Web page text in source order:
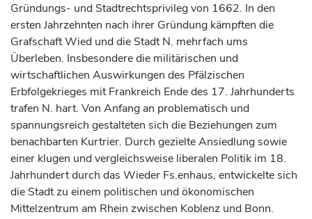
Gründungs- und Stadtrechtsprivileg von 1662. In den
ersten Jahrzehnten nach ihrer Gründung kämpften die
GrafschaftWied und die Stadt N. mehrfach ums
Überleben. Insbesondere die militärischen und
wirtschaftlichen Auswirkungen des Pfälzischen
Erbfolgekrieges mit Frankreich Ende des 17. Jahrhunderts
trafen N. hart. Von Anfang an problematisch und
spannungsreich gestalteten sich die Beziehungen zum
benachbarten Kurtrier. Durch gezielte Ansiedlung sowie
einer klugen und vergleichsweise liberalen Politik im 18.
Jahrhundertdurch das Wieder Fs.enhaus, entwickelte sich
die Stadt zu einem politischen und ökonomischen
Mittelzentrum am Rhein zwischen Koblenz und Bonn.